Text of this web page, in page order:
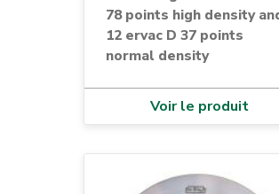
78 points high density
12 ervac D 37 points
normal density
Voir le produit